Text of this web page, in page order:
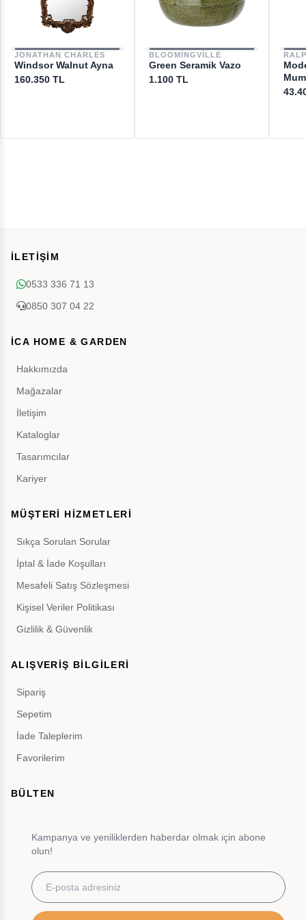
JONATHAN CHARLES
Windsor Walnut Ayna
160.350 TL
BLOOMINGVILLE
Green Seramik Vazo
1.100 TL
İLETİŞİM
0533 336 71 13
0850 307 04 22
İCA HOME & GARDEN
Hakkımızda
Mağazalar
İletişim
Kataloglar
Tasarımcılar
Kariyer
MÜŞTERİ HİZMETLERİ
Sıkça Sorulan Sorular
İptal & İade Koşulları
Mesafeli Satış Sözleşmesi
Kişisel Veriler Politikası
Gizlilik & Güvenlik
ALIŞVERİŞ BİLGİLERİ
Sipariş
Sepetim
İade Taleplerim
Favorilerim
BÜLTEN
Kampanya ve yeniliklerden haberdar olmak için abone
olun!